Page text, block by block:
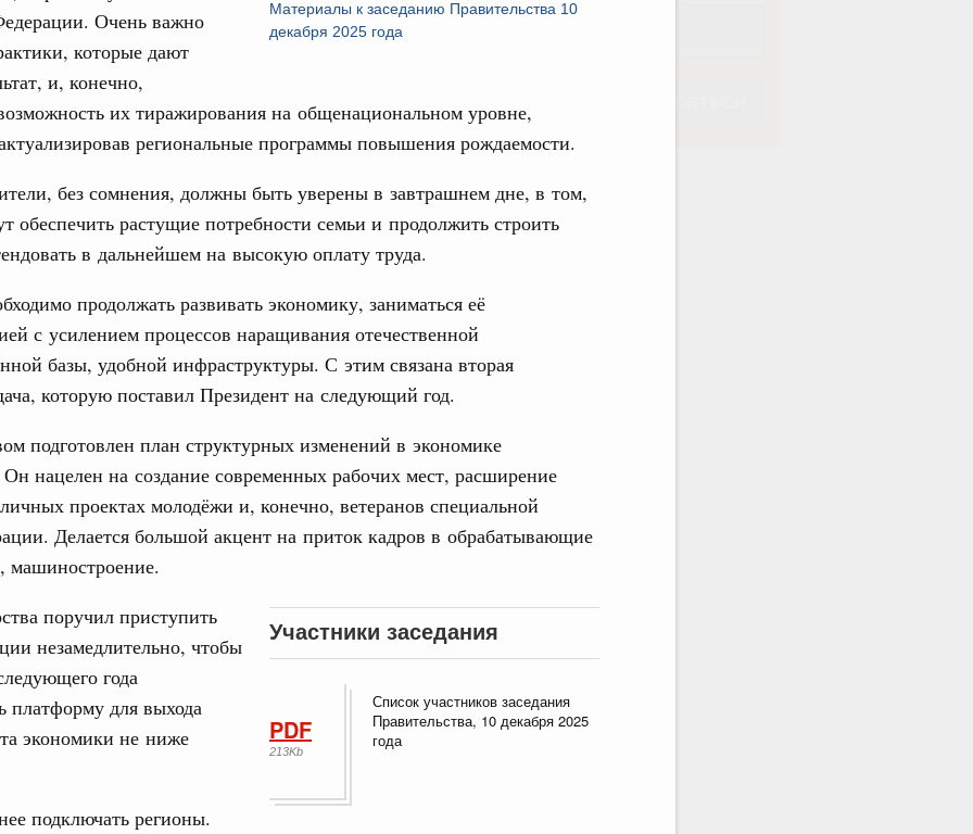
Материалы к заседанию Правительства 10
декабря 2025 года
Очень важно
которые дают
и, конечно,
их тиражирования на общенациональном уровне,
региональные программы повышения рождаемости.
без сомнения, должны быть уверены в завтрашнем дне, в том,
обеспечить растущие потребности семьи и продолжить строить
в дальнейшем на высокую оплату труда.
продолжать развивать экономику, заниматься её
с усилением процессов наращивания отечественной
базы, удобной инфраструктуры. С этим связана вторая
которую поставил Президент на следующий год.
подготовлен план структурных изменений в экономике
нацелен на создание современных рабочих мест, расширение
проектах молодёжи и, конечно, ветеранов специальной
Делается большой акцент на приток кадров в обрабатывающие
машиностроение.
Участники заседания
PDF
213Kb
Список участников заседания
Правительства, 10 декабря 2025
года
поручил приступить
незамедлительно, чтобы
года
платформу для выхода
экономики не ниже
подключать регионы.
заседания Евразийского
Интеграция на пространстве СНГ
совета в расширенном
администрирования, развитие электронной торговли,
безопасности, цифровизация грузовых
Интеграция на пространстве СНГ
встрече Президента Киргизии Садыра
заседания Евразийского
комиссии по
объектов федерального значения
для жизни»
участков, ведущих к спортивным
«Инфраструктура для жизни»
и руководитель Росмолодёжи Григорий
проекта «Кольцо открытий»
Email